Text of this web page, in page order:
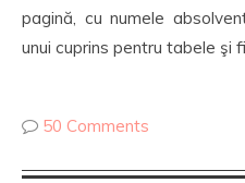
pagină, cu numele
unui cuprins pentru tabele şi
50 Comments